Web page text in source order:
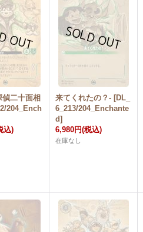
二十面相
204_Ench
込)
来てくれたの？- [DL_
6_213/204_Enchante
d]
6,980円(税込)
在庫なし